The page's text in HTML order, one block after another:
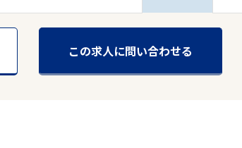
この求人に問い合わせる